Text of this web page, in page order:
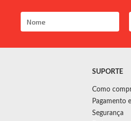
SUPORTE
Como
Pagamento
Segurança